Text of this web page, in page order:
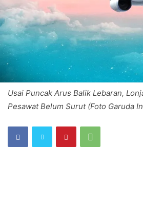
Usai Puncak Arus Balik Lebaran,
Pesawat Belum Surut (Foto Garuda